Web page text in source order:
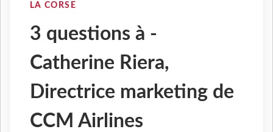
LA CORSE
3 questions à -
Catherine Riera,
Directrice marketing de
CCM Airlines